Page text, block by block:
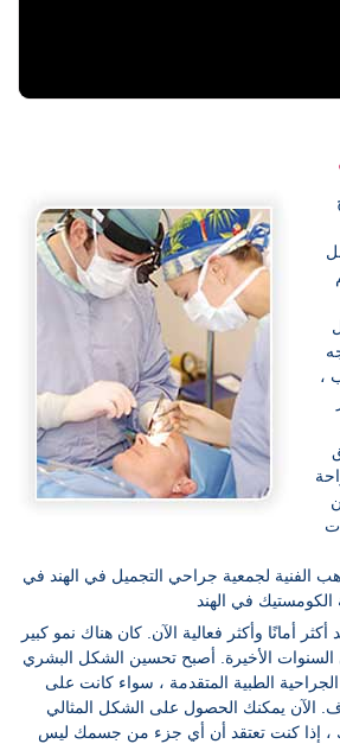
،
الفنية لجمعية جراحي التجميل في الهند في
أكثر أمانًا وأكثر فعالية الآن. كان هناك نمو كبير
السنوات الأخيرة. أصبح تحسين الشكل البشري
الجراحية الطبية المتقدمة ، سواء كانت على
الآن يمكنك الحصول على الشكل المثالي
، إذا كنت تعتقد أن أي جزء من جسمك ليس